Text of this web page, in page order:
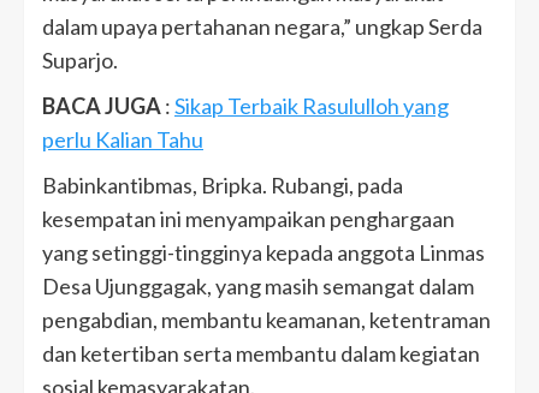
dalam upaya pertahanan negara,” ungkap Serda
Suparjo.
BACA JUGA:Sikap Terbaik Rasululloh yang
perlu Kalian Tahu
Babinkantibmas, Bripka. Rubangi, pada
kesempatan ini menyampaikan penghargaan
yang setinggi-tingginya kepada anggota Linmas
Desa Ujunggagak, yang masih semangat dalam
pengabdian, membantu keamanan, ketentraman
dan ketertiban serta membantu dalam kegiatan
sosial kemasyarakatan.